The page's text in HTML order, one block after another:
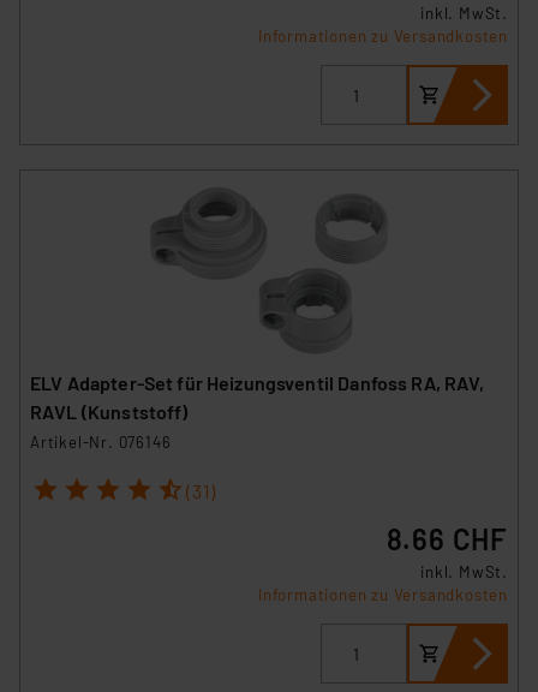
inkl. MwSt.
Informationen zu Versandkosten
ELV Adapter-Set für Heizungsventil Danfoss RA, RAV,
RAVL (Kunststoff)
Artikel-Nr. 076146
1 2 3 4 5 (31)
8.66 CHF
inkl. MwSt.
Informationen zu Versandkosten